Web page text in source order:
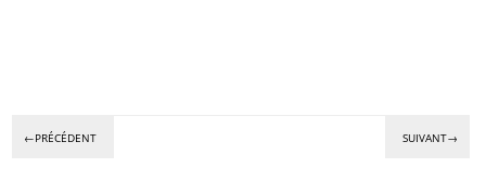
←PRÉCÉDENT SUIVANT→